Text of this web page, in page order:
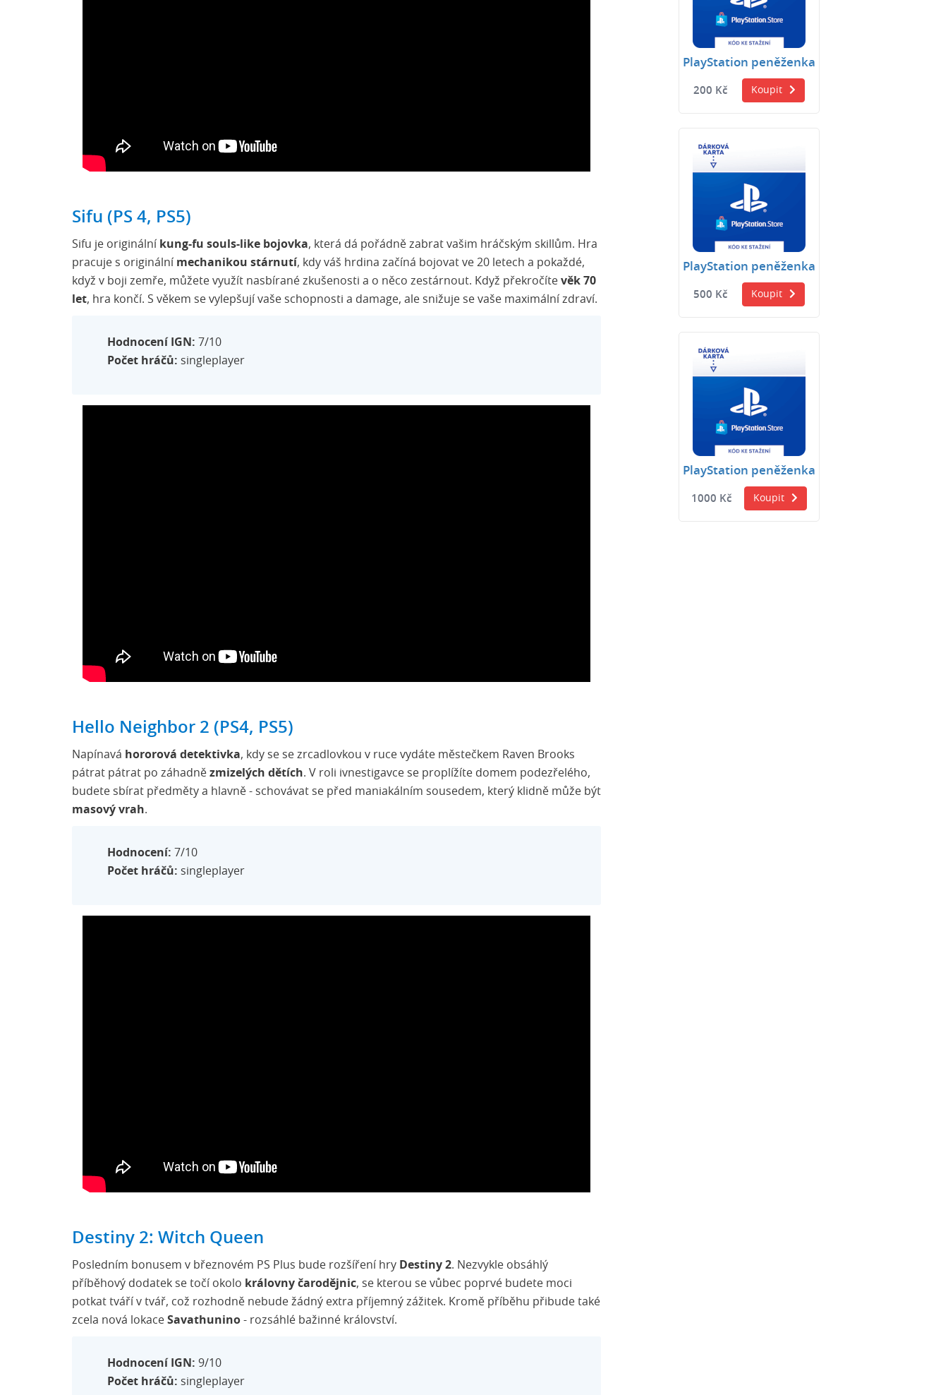
Sifu (PS 4, PS5)
Sifu je originální kung-fu souls-like bojovka, která dá pořádně zabrat vašim hráčským skillům. Hra
pracuje s originální mechanikou stárnutí, kdy váš hrdina začíná bojovat ve 20 letech a pokaždé,
když v boji zemře, můžete využít nasbírané zkušenosti a o něco zestárnout. Když překročíte věk 70
let, hra končí. S věkem se vylepšují vaše schopnosti a damage, ale snižuje se vaše maximální zdraví.
Hodnocení IGN: 7/10
Počet hráčů: singleplayer
Hello Neighbor 2 (PS4, PS5)
Napínavá hororová detektivka, kdy se se zrcadlovkou v ruce vydáte městečkem Raven Brooks
pátrat pátrat po záhadně zmizelých dětích. V roli ivnestigavce se proplížíte domem podezřelého,
budete sbírat předměty a hlavně - schovávat se před maniakálním sousedem, který klidně může být
masový vrah.
Hodnocení: 7/10
Počet hráčů: singleplayer
Destiny 2: Witch Queen
Posledním bonusem v březnovém PS Plus bude rozšíření hry Destiny 2. Nezvykle obsáhlý
příběhový dodatek se točí okolo královny čarodějnic, se kterou se vůbec poprvé budete moci
potkat tváří v tvář, což rozhodně nebude žádný extra příjemný zážitek. Kromě příběhu přibude také
zcela nová lokace Savathunino - rozsáhlé bažinné království.
Hodnocení IGN: 9/10
Počet hráčů: singleplayer
PlayStation peněženka
200 Kč Koupit
PlayStation peněženka
500 Kč Koupit
PlayStation peněženka
1000 Kč Koupit